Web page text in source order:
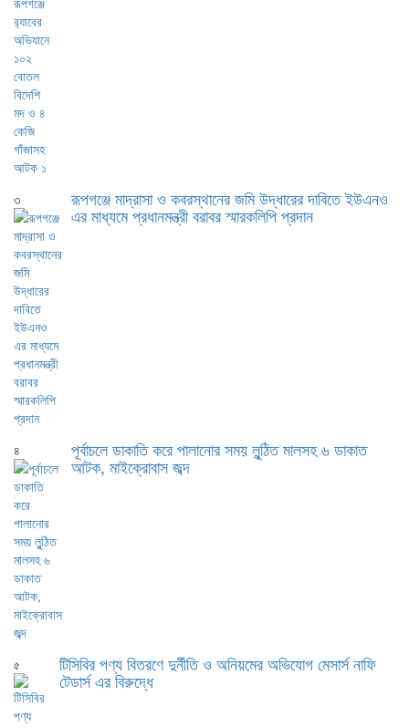
৩ রূপগঞ্জে মাদ্রাসা ও কবরস্থানের জমি উদ্ধারের দাবিতে ইউএনও
এর মাধ্যমে প্রধানমন্ত্রী বরাবর স্মারকলিপি প্রদান
৪ পূর্বাচলে ডাকাতি করে পালানোর সময় লুন্ঠিত মালসহ ৬ ডাকাত
আটক, মাইক্রোবাস জব্দ
৫ টিসিবির পণ্য বিতরণে দুর্নীতি ও অনিয়মের অভিযোগ মেসার্স নাফি
টেডার্স এর বিরুদ্ধে